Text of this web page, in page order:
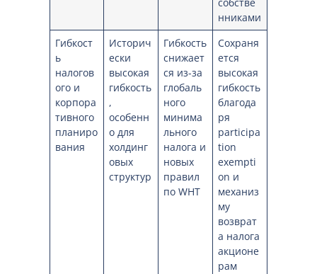
нниками
Гибкост
ь
налогов
ого и
корпора
тивного
планиро
вания
Историч
ески
высокая
гибкость
,
особенн
о для
холдинг
овых
структур
Гибкость
снижает
ся из-за
глобаль
ного
минима
льного
налога и
новых
правил
по WHT
Сохраня
ется
высокая
гибкость
благода
ря
participa
tion
exempti
on и
механиз
му
возврат
а налога
акционе
рам